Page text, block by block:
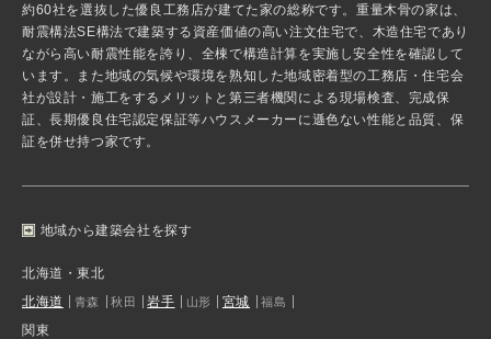
約60社を選抜した優良工務店が建てた家の総称です。重量木骨の家は、
耐震構法SE構法で建築する資産価値の高い注文住宅で、木造住宅であり
ながら高い耐震性能を誇り、全棟で構造計算を実施し安全性を確認して
います。また地域の気候や環境を熟知した地域密着型の工務店・住宅会
社が設計・施工をするメリットと第三者機関による現場検査、完成保
証、長期優良住宅認定保証等ハウスメーカーに遜色ない性能と品質、保
証を併せ持つ家です。
地域から建築会社を探す
北海道・東北
北海道
青森 秋田 岩手 山形 宮城 福島
関東